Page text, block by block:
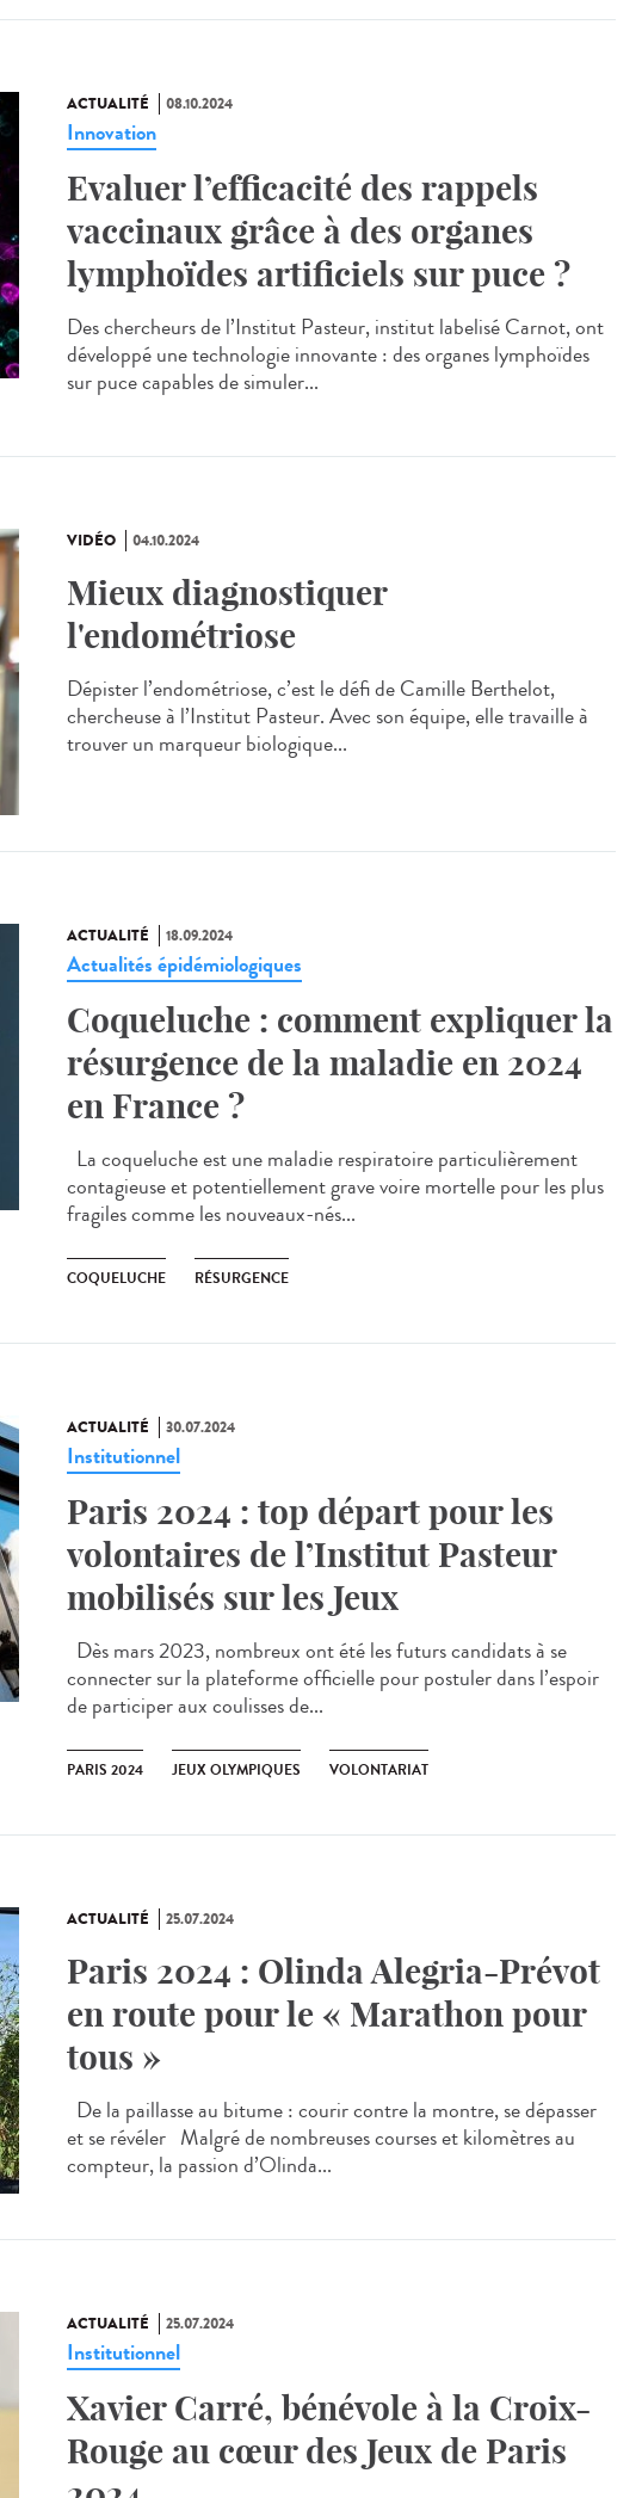
ACTUALITÉ 08.10.2024
Innovation
Evaluer l’efficacité des rappels
vaccinaux grâce à des organes
lymphoïdes artificiels sur puce ?
Des chercheurs de l’Institut Pasteur, institut labelisé Carnot, ont
développé une technologie innovante : des organes lymphoïdes
sur puce capables de simuler...
VIDÉO 04.10.2024
Mieux diagnostiquer
l'endométriose
Dépister l’endométriose, c’est le défi de Camille Berthelot,
chercheuse à l’Institut Pasteur. Avec son équipe, elle travaille à
trouver un marqueur biologique...
ACTUALITÉ 18.09.2024
Actualités épidémiologiques
Coqueluche : comment expliquer la
résurgence de la maladie en 2024
en France ?
La coqueluche est une maladie respiratoire particulièrement
contagieuse et potentiellement grave voire mortelle pour les plus
fragiles comme les nouveaux-nés...
COQUELUCHE RÉSURGENCE
ACTUALITÉ 30.07.2024
Institutionnel
Paris 2024 : top départ pour les
volontaires de l’Institut Pasteur
mobilisés sur les Jeux
Dès mars 2023, nombreux ont été les futurs candidats à se
connecter sur la plateforme officielle pour postuler dans l’espoir
de participer aux coulisses de...
PARIS 2024 JEUX OLYMPIQUES VOLONTARIAT
ACTUALITÉ 25.07.2024
Paris 2024 : Olinda Alegria-Prévot
en route pour le « Marathon pour
tous »
De la paillasse au bitume : courir contre la montre, se dépasser
et se révéler Malgré de nombreuses courses et kilomètres au
compteur, la passion d’Olinda...
ACTUALITÉ 25.07.2024
Institutionnel
Xavier Carré, bénévole à la Croix-
Rouge au cœur des Jeux de Paris